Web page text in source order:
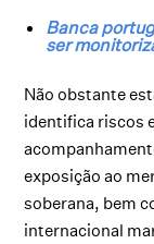
Banca
ser
Não obstante
identifica riscos
exposição ao
soberana, bem
internacional